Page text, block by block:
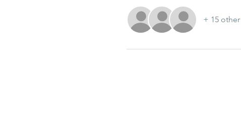
+ 15